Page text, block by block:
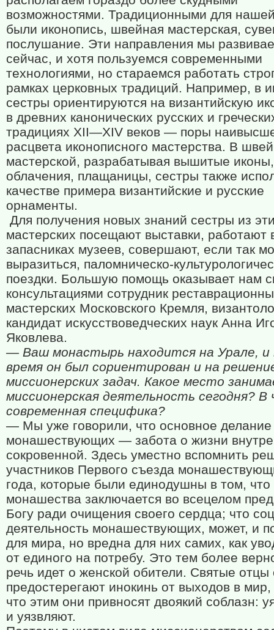
возможностями. Традиционными для
были иконопись, швейная мастерская,
послушание. Эти направления мы
сейчас, и хотя пользуемся современными
технологиями, но стараемся работать
рамках церковных традиций. Например, в
сестры ориентируются на византийскую
в древних канонических русских и
традициях XII—XIV веков — поры
расцвета иконописного мастерства. В
мастерской, разрабатывая вышитые иконы,
облачения, плащаницы, сестры также
качестве примера византийские и русские
орнаменты.
Для получения новых знаний сестры из
мастерских посещают выставки, работают
запасниках музеев, совершают, если так
выразиться, паломническо-
поездки. Большую помощь оказывает нам
консультациями сотрудник
мастерских Московского Кремля,
кандидат искусствоведческих наук Анна
Яковлева.
— Ваш монастырь находится на Урале, и
время он был сориентирован и на
миссионерских задач. Какое место
миссионерская деятельность сегодня? В
современная специфика?
— Мы уже говорили, что основное делание
монашествующих — забота о жизни
сокровенной. Здесь уместно вспомнить
участников Первого съезда
года, которые были единодушны в том, что
монашества заключается во всецелом
Богу ради очищения своего сердца; что
деятельность монашествующих, может, и
для мира, но вредна для них самих, как
от единого на потребу. Это тем более
речь идет о женской обители. Святые отцы
предостерегают инокинь от выходов в мир,
что этим они привносят двоякий соблазн:
и уязвляют.